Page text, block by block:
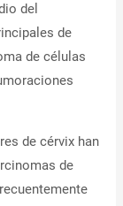
del
de
de células
de cérvix han
de